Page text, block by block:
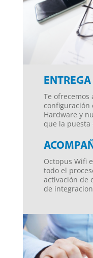
ENTREGA
Te ofrecemos
configuración
Hardware y
que la puesta
Octopus Wifi
todo el
activación de
de